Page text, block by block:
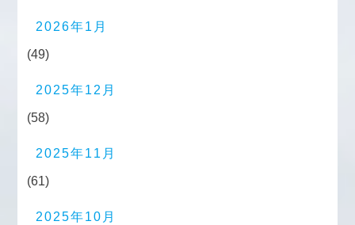
2026年1月
(49)
2025年12月
(58)
2025年11月
(61)
2025年10月